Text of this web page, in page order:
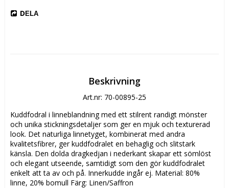
DELA
Beskrivning
Art.nr: 70-00895-25
Kuddfodral i linneblandning med ett stilrent randigt mönster
och unika stickningsdetaljer som ger en mjuk och texturerad
look. Det naturliga linnetyget, kombinerat med andra
kvalitetsfibrer, ger kuddfodralet en behaglig och slitstark
känsla. Den dolda dragkedjan i nederkant skapar ett sömlöst
och elegant utseende, samtidigt som den gör kuddfodralet
enkelt att ta av och på. Innerkudde ingår ej. Material: 80%
linne, 20% bomull Färg: Linen/Saffron